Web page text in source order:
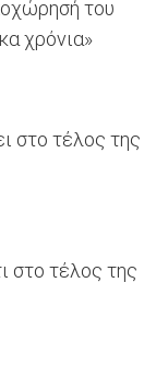
του
χρόνια»
στο τέλος της
στο τέλος της